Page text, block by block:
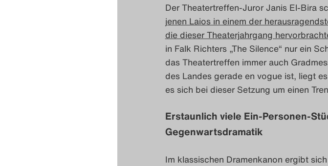
Der Theatertreffen-Juror Janis El-Bira
jenen Laios in einem der
die dieser Theaterjahrgang
in Falk Richters „The Silence“ nur ein
das Theatertreffen immer auch
des Landes gerade en vogue ist, liegt
es sich bei dieser Setzung um einen
Erstaunlich viele Ein-Personen-
Gegenwartsdramatik
Im klassischen Dramenkanon ergibt